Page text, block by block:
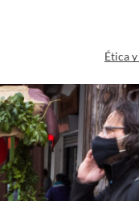
Ética